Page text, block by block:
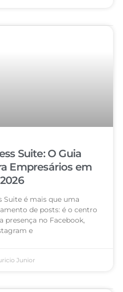
Suite: O Guia
Empresários em
2026
Suite é mais que uma
de posts: é o centro
presença no Facebook,
e
Junior